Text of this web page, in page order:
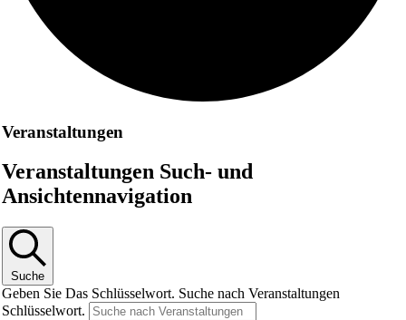
Veranstaltungen
Veranstaltungen Such- und
Ansichtennavigation
Suche
Geben Sie Das Schlüsselwort. Suche nach Veranstaltungen
Schlüsselwort.